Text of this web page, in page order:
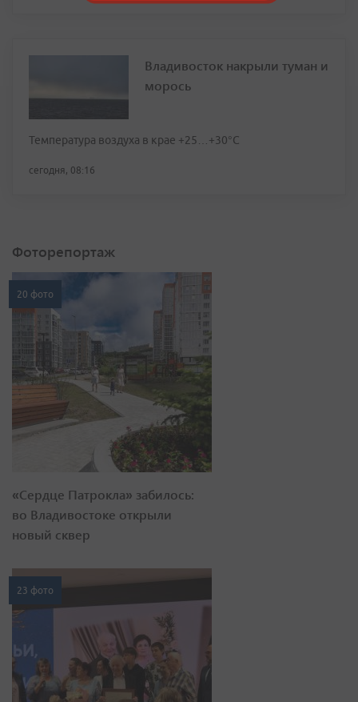
Владивосток накрыли туман и
морось
Температура воздуха в крае +25…+30°C
сегодня, 08:16
Фоторепортаж
20 фото
«Сердце Патрокла» забилось:
во Владивостоке открыли
новый сквер
23 фото